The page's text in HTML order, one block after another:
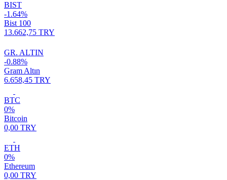
BIST
-1.64%
Bist 100
13.662,75 TRY
GR. ALTIN
-0.88%
Gram Altın
6.658,45 TRY
BTC
0%
Bitcoin
0,00 TRY
ETH
0%
Ethereum
0,00 TRY